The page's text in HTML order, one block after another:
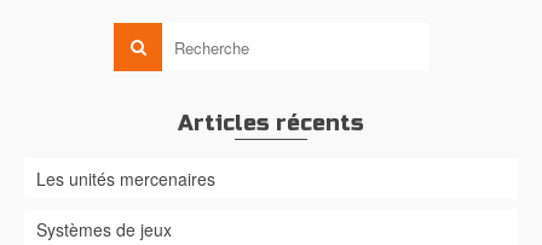
Articles récents
Les unités mercenaires
Systèmes de jeux